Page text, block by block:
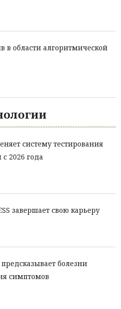
в области алгоритмической
систему тестирования
2026 года
завершает свою карьеру
болезни
симптомов